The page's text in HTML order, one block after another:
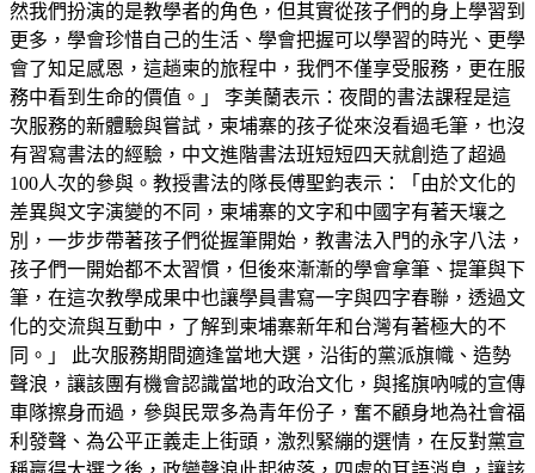
然我們扮演的是教學者的角色，但其實從孩子們的身上學習到
更多，學會珍惜自己的生活、學會把握可以學習的時光、更學
會了知足感恩，這趟柬的旅程中，我們不僅享受服務，更在服
務中看到生命的價值。」 李美蘭表示：夜間的書法課程是這
次服務的新體驗與嘗試，柬埔寨的孩子從來沒看過毛筆，也沒
有習寫書法的經驗，中文進階書法班短短四天就創造了超過
100人次的參與。教授書法的隊長傅聖鈞表示：「由於文化的
差異與文字演變的不同，柬埔寨的文字和中國字有著天壤之
別，一步步帶著孩子們從握筆開始，教書法入門的永字八法，
孩子們一開始都不太習慣，但後來漸漸的學會拿筆、提筆與下
筆，在這次教學成果中也讓學員書寫一字與四字春聯，透過文
化的交流與互動中，了解到柬埔寨新年和台灣有著極大的不
同。」 此次服務期間適逢當地大選，沿街的黨派旗幟、造勢
聲浪，讓該團有機會認識當地的政治文化，與搖旗吶喊的宣傳
車隊擦身而過，參與民眾多為青年份子，奮不顧身地為社會福
利發聲、為公平正義走上街頭，激烈緊繃的選情，在反對黨宣